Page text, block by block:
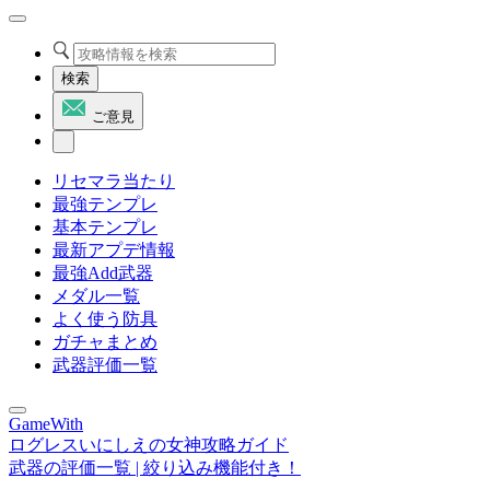
検索
ご意見
リセマラ当たり
最強テンプレ
基本テンプレ
最新アプデ情報
最強Add武器
メダル一覧
よく使う防具
ガチャまとめ
武器評価一覧
GameWith
ログレスいにしえの女神攻略ガイド
武器の評価一覧 | 絞り込み機能付き！